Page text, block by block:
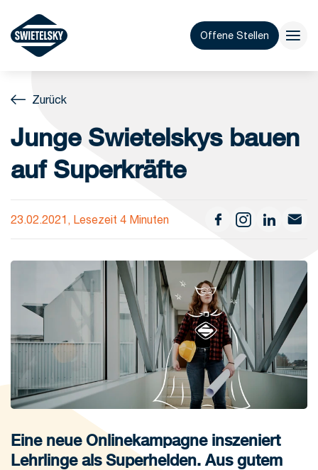
Offene Stellen
Zurück
Junge Swietelskys bauen
auf Superkräfte
23.02.2021, Lesezeit 4 Minuten
Eine neue Onlinekampagne inszeniert
Lehrlinge als Superhelden. Aus gutem